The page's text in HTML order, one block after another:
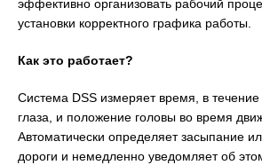
эффективно организовать рабочий
установки корректного графика работы.
Как это работает?
Система DSS измеряет время, в течение
глаза, и положение головы во время
Автоматически определяет засыпание
дороги и немедленно уведомляет об